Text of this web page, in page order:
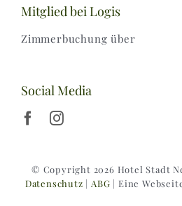
Mitglied bei Logis
Zimmerbuchung über
Social Media
© Copyright 2026 Hotel Stadt
Datenschutz | ABG | Eine